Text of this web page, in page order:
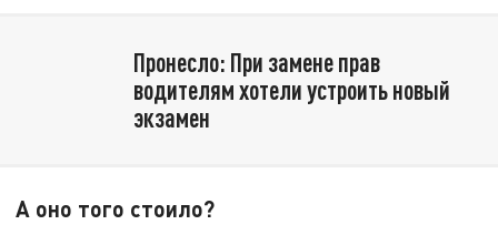
Пронесло: При замене прав
водителям хотели устроить новый
экзамен
А оно того стоило?